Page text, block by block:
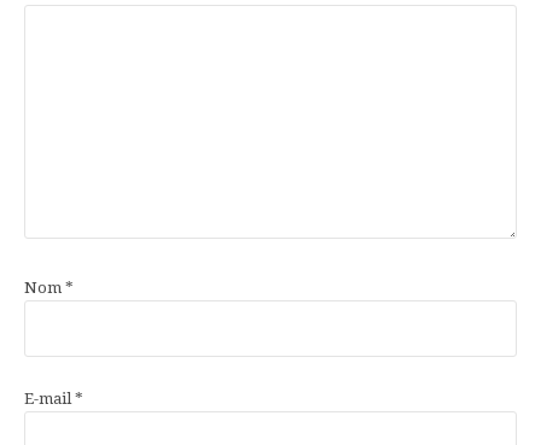
Nom *
E-mail*